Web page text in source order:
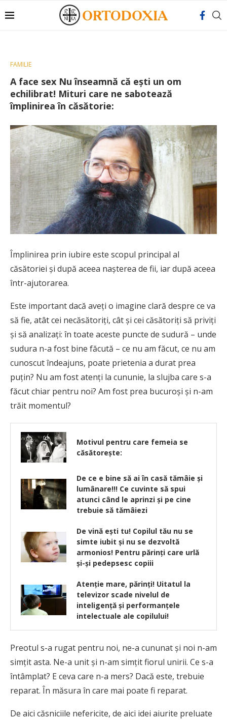
FAMILIE
A face sex Nu înseamnă că eşti un om
echilibrat! Mituri care ne sabotează
împlinirea în căsătorie:
Împlinirea prin iubire este scopul principal al
căsătoriei şi după aceea naşterea de fii, iar după aceea
într-ajutorarea.
Este important dacă aveţi o imagine clară despre ce va
să fie, atât cei necăsătoriţi, cât şi cei căsătoriţi să priviţi
şi să analizaţi: în toate aceste puncte de sudură – unde
sudura n-a fost bine făcută – ce nu am făcut, ce nu am
cunoscut îndeajuns, poate prietenia a durat prea
puţin? Nu am fost atenţi la cununie, la slujba care s-a
făcut chiar pentru noi? Am fost prea bucuroşi şi n-am
trăit momentul?
Motivul pentru care femeia se
căsătorește:
De ce e bine să ai în casă tămâie şi
lumânare!!! Ce cuvinte să spui
atunci când le aprinzi şi pe cine
trebuie să tămâiezi
De vină ești tu! Copilul tău nu se
simte iubit și nu se dezvoltă
armonios! Pentru părinți care urlă
și-și pedepsesc copiii
Atenție mare, părinți! Uitatul la
televizor scade nivelul de
inteligență și performanțele
intelectuale ale copilului!
Preotul s-a rugat pentru noi, ne-a cununat şi noi n-am
simţit asta. Ne-a unit şi n-am simţit fiorul unirii. Ce s-a
întâmplat? E ceva care n-a mers? Dacă este, trebuie
reparat. În măsura în care mai poate fi reparat.
De aici căsniciile nefericite, de aici idei aiurite preluate